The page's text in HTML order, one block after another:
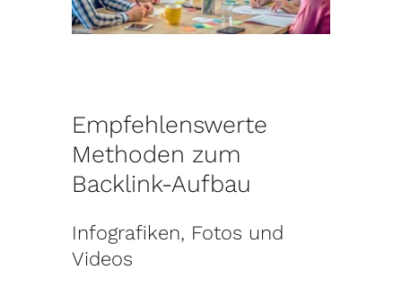
Empfehlenswerte
Methoden zum
Backlink-Aufbau
Infografiken, Fotos und
Videos